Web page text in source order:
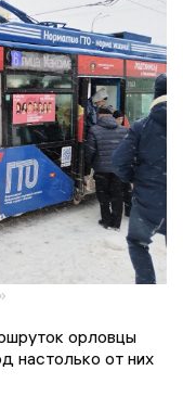
орловцы
настолько от них